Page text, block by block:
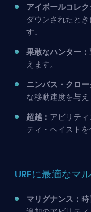
アイボールコレク
ダウンされたと
す。
果敢なハンター：
えます。
ニンバス・クロー
な移動速度を与え
超越： アビリテ
ティ・ヘイストを
URFに最適なマ
マリグナンス：